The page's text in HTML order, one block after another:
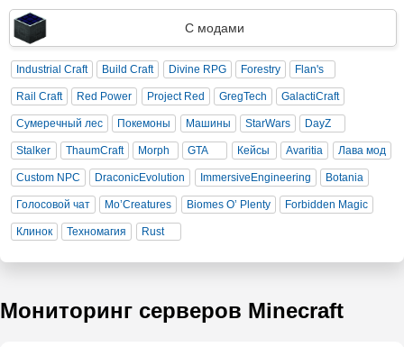
С модами
Industrial Craft Build Craft Divine RPG Forestry Flan's
Rail Craft Red Power Project Red GregTech GalactiCraft
Сумеречный лес Покемоны Машины StarWars DayZ
Stalker ThaumCraft Morph GTA Кейсы Avaritia Лава мод
Custom NPC DraconicEvolution ImmersiveEngineering Botania
Голосовой чат Mo’Creatures Biomes O’ Plenty Forbidden Magic
Клинок Техномагия Rust
Мониторинг серверов Minecraft